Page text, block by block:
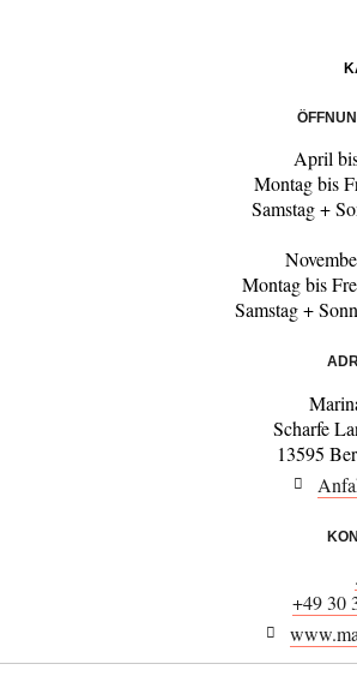
April
Montag bis
Samstag +
Montag bis
Samstag +
Scharfe
13595
+49 30